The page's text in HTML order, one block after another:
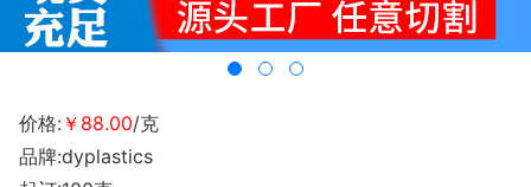
价格: ￥88.00/克
品牌:dyplastics